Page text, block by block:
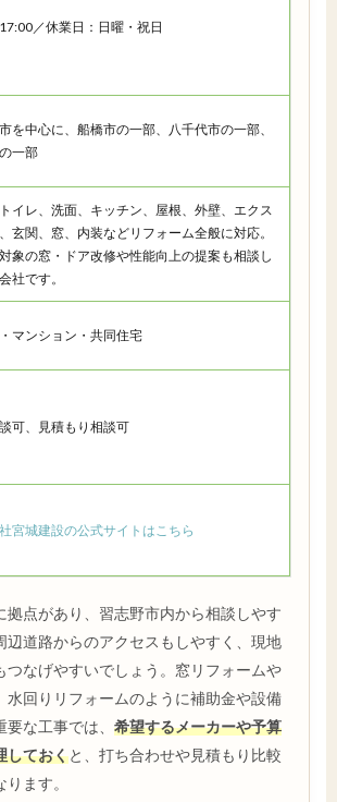
／休業日：日曜・祝日
を中心に、船橋市の一部、八千代市の一部、
一部
イレ、洗面、キッチン、屋根、外壁、エクス
玄関、窓、内装などリフォーム全般に対応。
象の窓・ドア改修や性能向上の提案も相談し
社です。
マンション・共同住宅
可、見積もり相談可
宮城建設の公式サイトはこちら
拠点があり、習志野市内から相談しやす
辺道路からのアクセスもしやすく、現地
つなげやすいでしょう。窓リフォームや
水回りリフォームのように補助金や設備
な工事では、 希望するメーカーや予算
しておくと、打ち合わせや見積もり比較
ます。